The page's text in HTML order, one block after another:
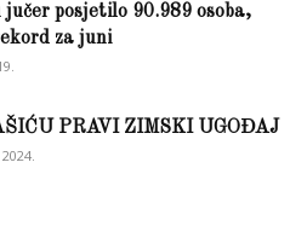
posjetilo 90.989 osoba,
za juni
PRAVI ZIMSKI UGOĐAJ